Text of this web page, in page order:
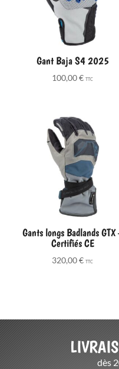
Gant Baja S4 2025
100,00€ TTC
Gants longs Badlands GTX
Certifiés CE
320,00€ TTC
dès